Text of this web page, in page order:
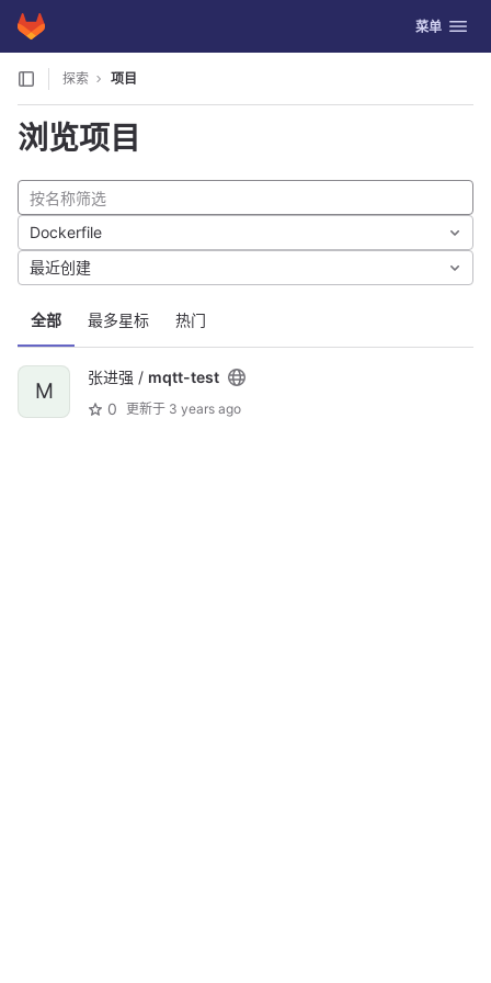
Skip to content
GitLab 切换导航
菜单
探索 项目
浏览项目
全部 最多星标 热门
Dockerfile
最近创建
M
张进强 / mqtt-test
0 更新于 3 years ago